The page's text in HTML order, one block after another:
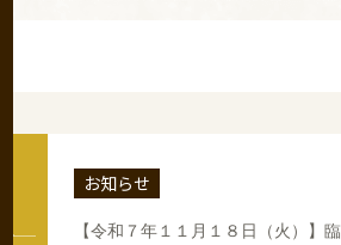
お知らせ
【令和７年１１月１８日（火）】臨